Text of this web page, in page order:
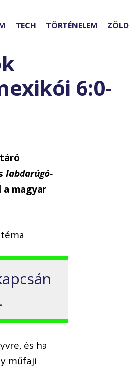
TECH TÖRTÉNELEM ZÖLD
6:0-
labdarúgó-
magyar
és ha
műfaji